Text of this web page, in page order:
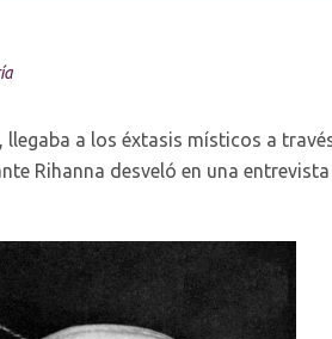
a los éxtasis místicos a
Rihanna desveló en una